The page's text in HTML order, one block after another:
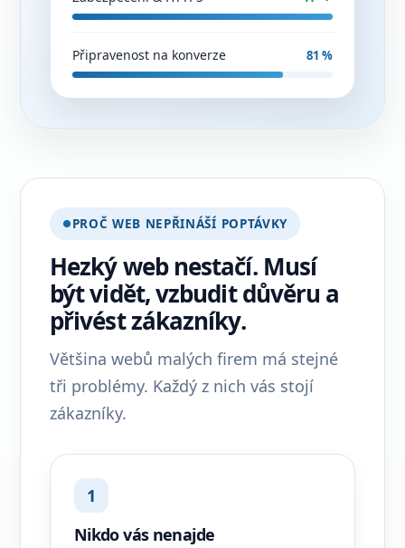
Připravenost na konverze 81 %
PROČ WEB NEPŘINÁŠÍ POPTÁVKY
Hezký web nestačí. Musí
být vidět, vzbudit důvěru a
přivést zákazníky.
Většina webů malých firem má stejné
tři problémy. Každý z nich vás stojí
zákazníky.
1
Nikdo vás nenajde